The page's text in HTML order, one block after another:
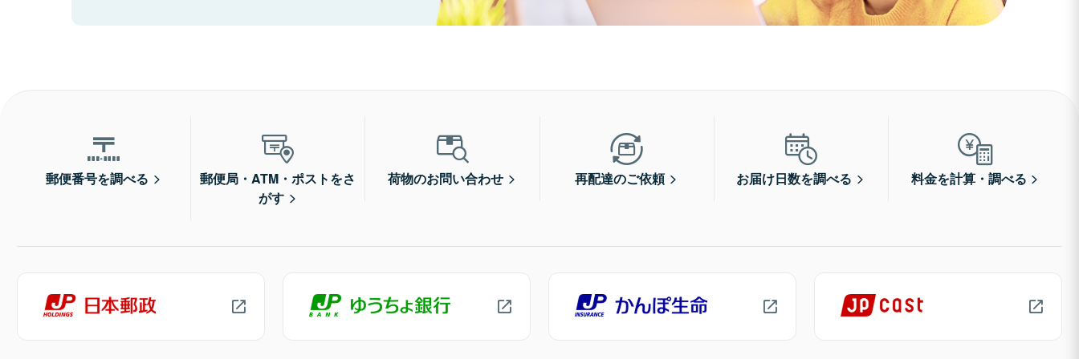
郵便番号を調べる
郵便局・ATM・ポストをさ
がす
荷物のお問い合わせ 再配達のご依頼 お届け日数を調べる 料金を計算・調べる